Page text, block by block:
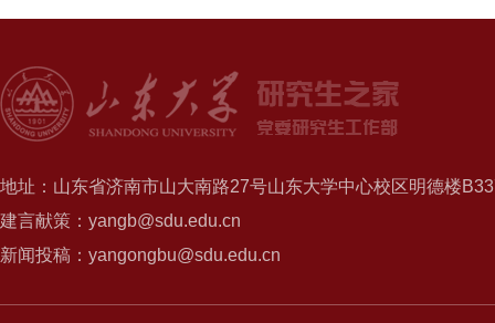
地址：山东省济南市山大南路27号山东大学中心校区明德楼
建言献策：yangb@sdu.edu.cn
新闻投稿：yangongbu@sdu.edu.cn